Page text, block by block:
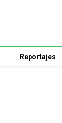
Reportajes